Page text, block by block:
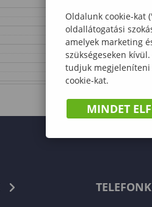
Oldalunk cookie-kat
oldallátogatási
amelyek marketing
szükségeseken
tudjuk megjeleníteni
cookie-kat.
MINDET